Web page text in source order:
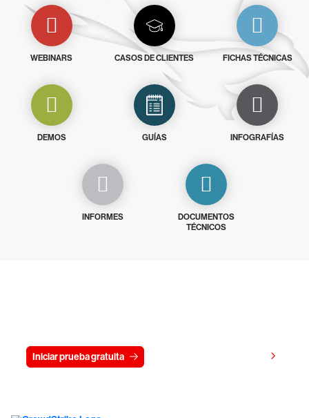
WEBINARS CASOS DE CLIENTES FICHAS TÉCNICAS
DEMOS GUÍAS INFOGRAFÍAS
INFORMES
DOCUMENTOS
TÉCNICOS
Iniciar prueba gratuita